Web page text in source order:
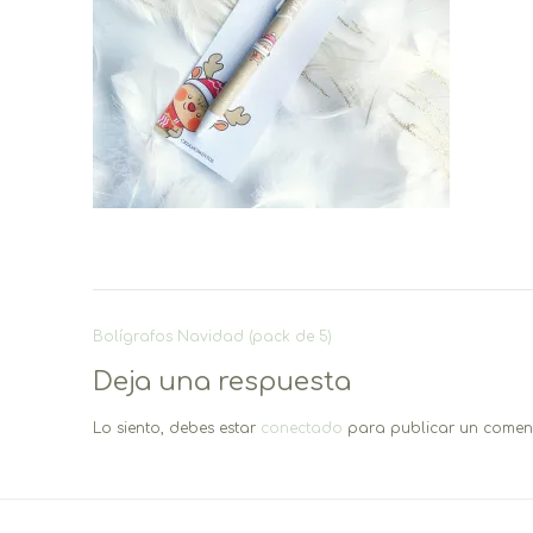
Navegación
entradas
Bolígrafos Navidad (pack de 5)
Deja una respuesta
Lo siento, debes estar conectado para publicar un